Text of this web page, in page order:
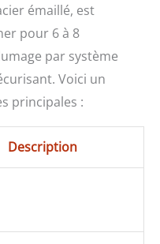
émaillé, est
pour 6 à 8
par système
Voici un
principales :
Description